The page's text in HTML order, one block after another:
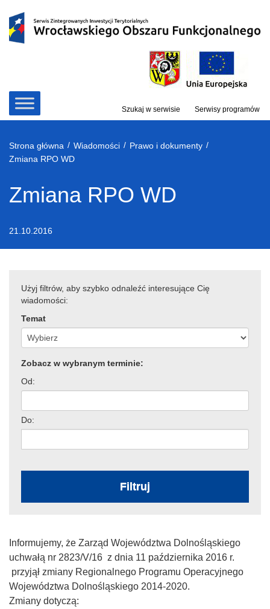
treści
Szukaj w serwisie Serwisy programów
Strona główna / Wiadomości / Prawo i dokumenty /
Zmiana RPO WD
Zmiana RPO WD
21.10.2016
Użyj filtrów, aby szybko odnaleźć interesujące Cię
wiadomości:
Temat
Zobacz w wybranym terminie:
Od:
Do:
Filtruj
Informujemy, że Zarząd Województwa Dolnośląskiego
uchwałą nr 2823/V/16 z dnia 11 października 2016 r.
przyjął zmiany Regionalnego Programu Operacyjnego
Województwa Dolnośląskiego 2014-2020.
Zmiany dotyczą: